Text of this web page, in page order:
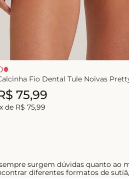
Fio Dental Tule Noivas
75,99
x de R$ 75,99
surgem dúvidas quanto
diferentes formatos de